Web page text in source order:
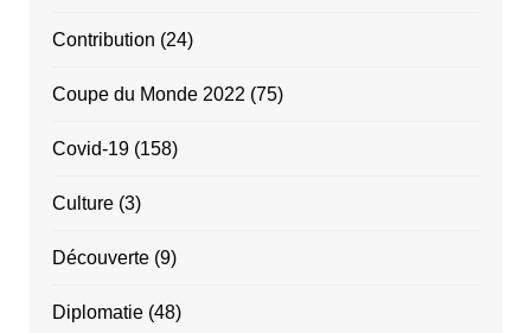
Contribution (24)
Coupe du Monde 2022 (75)
Covid-19(158)
Culture(3)
Découverte(9)
Diplomatie(48)